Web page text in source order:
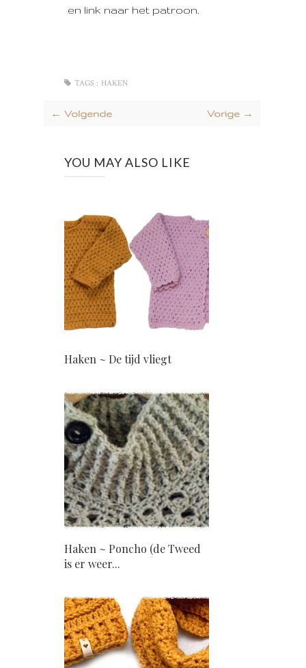
en link naar het patroon.
TAGS : HAKEN
← Volgende Vorige →
YOU MAY ALSO LIKE
Haken ~ De tijd vliegt
Haken ~ Poncho (de Tweed
is er weer...